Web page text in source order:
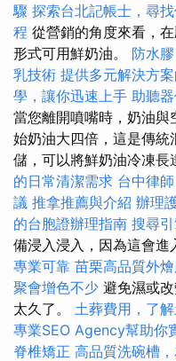
驟 探索台北記帳士，尋
程 從營銷的角度來看，
形式可用鮮奶油。 防水
乳技術 提供多元解決方
學，讓你迅速上手 助聽
當您離開噴嘴時，奶油
始奶油大四倍，這是傳
儲，可以將鮮奶油冷凍長
的日常清潔需求 台中律
議 推拿推薦與介紹 辦理
的台胞證辦理指南 搜尋
備浸入浸入，因為這會進
專業可靠 苗栗高品質外
聚會增色不少 避免濕或
太久了。 土葬費用，了
專業SEO Agency幫助你
脊椎矯正 高品質洗碗槽